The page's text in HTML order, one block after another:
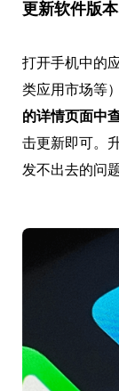
更新软件版本
打开手机中的
类应用市场等
的详情页面中
击更新即可。
发不出去的问